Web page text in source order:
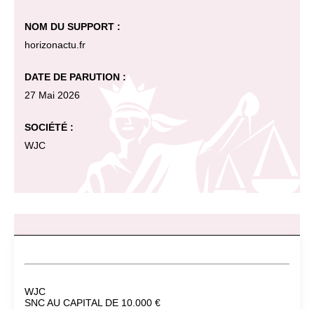
NOM DU SUPPORT :
horizonactu.fr
DATE DE PARUTION :
27 Mai 2026
SOCIÉTÉ :
WJC
WJC
SNC AU CAPITAL DE 10.000 €